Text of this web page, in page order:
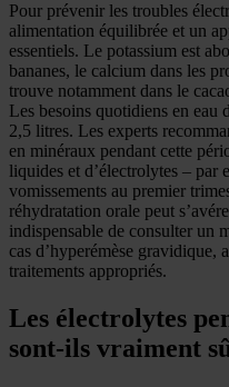
Pour prévenir les troubles
alimentation équilibrée et un
essentiels. Le potassium est
bananes, le calcium dans les
trouve notamment dans le
Les besoins quotidiens en eau
2,5 litres. Les experts
en minéraux pendant cette
liquides et d’électrolytes – par
vomissements au premier
réhydratation orale peut
indispensable de consulter un
cas d’hyperémèse gravidique,
traitements appropriés.
Les électrolytes
sont-ils vraiment